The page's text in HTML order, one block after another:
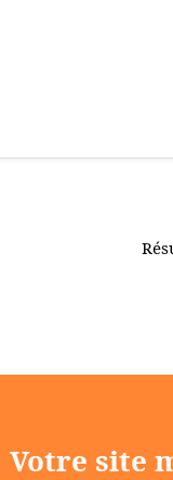
Votre site